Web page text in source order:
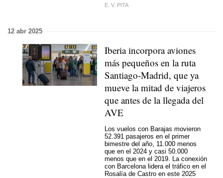
E. V. PITA
12 abr 2025
Iberia incorpora aviones
más pequeños en la ruta
Santiago-Madrid, que ya
mueve la mitad de viajeros
que antes de la llegada del
AVE
Los vuelos con Barajas movieron
52.391 pasajeros en el primer
bimestre del año, 11.000 menos
que en el 2024 y casi 50.000
menos que en el 2019. La conexión
con Barcelona lidera el tráfico en el
Rosalía de Castro en este 2025